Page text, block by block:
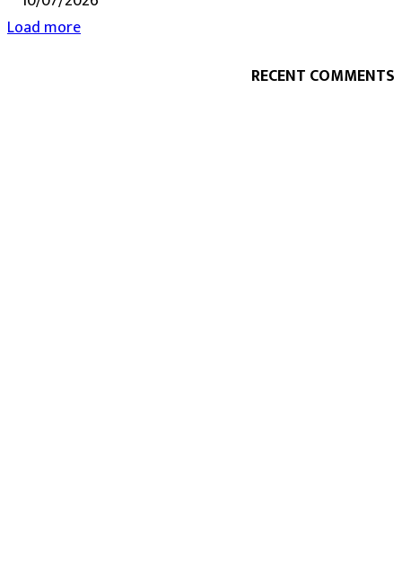
Load more
RECENT COMMENTS